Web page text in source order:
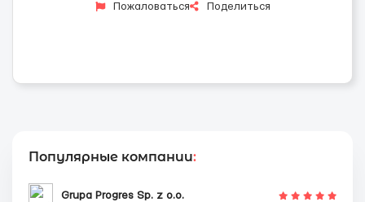
Пожаловаться
Поделиться
Популярные компании:
Grupa Progres Sp. z o.o.